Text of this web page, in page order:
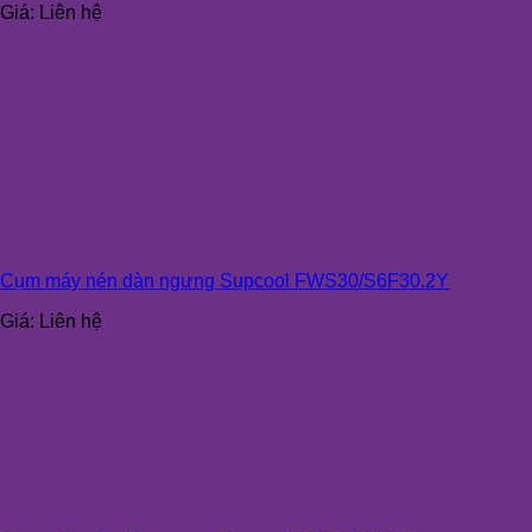
Giá: Liên hệ
Cụm máy nén dàn ngưng Supcool FWS30/S6F30.2Y
Giá: Liên hệ